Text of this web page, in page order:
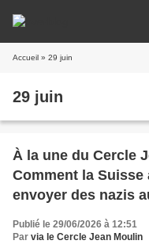
Accueil » 29 juin
29 juin
À la une du Cercle
Comment la
envoyer des nazis
Grégory BAUDOUIN )
Publié le 29/06/2026 à 12:51
Par via le Cercle Jean Moulin